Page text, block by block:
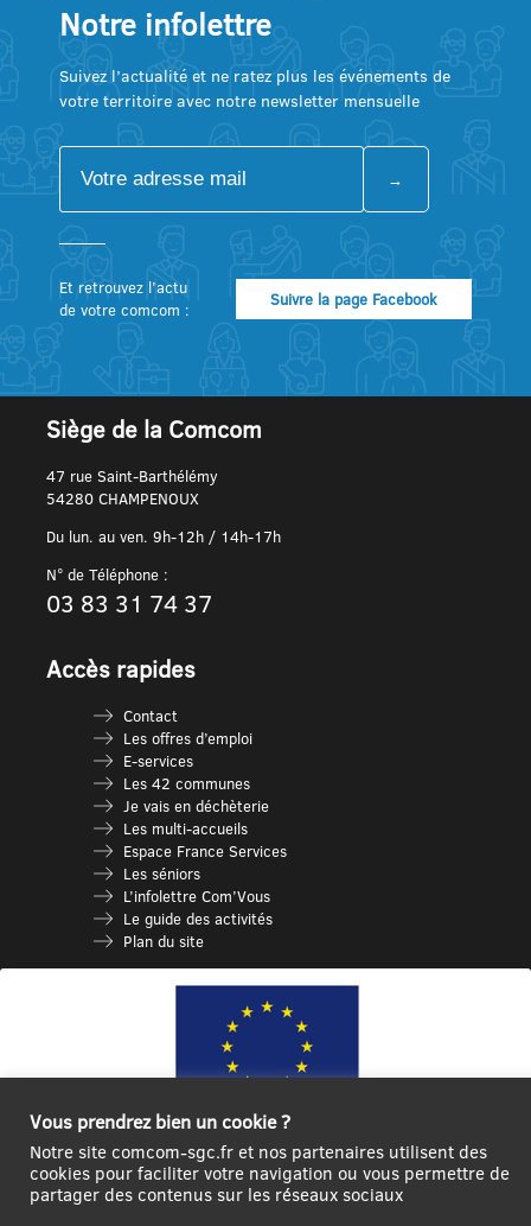
Notre infolettre
Suivez l’actualité et ne ratez plus les événements de
votre territoire avec notre newsletter mensuelle
Et retrouvez l’actu
de votre comcom :
Suivre la page Facebook
Siège de la Comcom
47 rue Saint-Barthélémy
54280 CHAMPENOUX
Du lun. au ven. 9h-12h / 14h-17h
N° de Téléphone :
03 83 31 74 37
Accès rapides
Contact
Les offres d’emploi
E-services
Les 42 communes
Je vais en déchèterie
Les multi-accueils
Espace France Services
Les séniors
L’infolettre Com’Vous
Le guide des activités
Plan du site
Ce site internet a été cofinancé par l’Union européenne avec le Fonds
Européen de Développement Régional à hauteur de 12 572€
Vous prendrez bien un cookie ?
Notre site comcom-sgc.fr et nos partenaires utilisent des
cookies pour faciliter votre navigation ou vous permettre de
partager des contenus sur les réseaux sociaux